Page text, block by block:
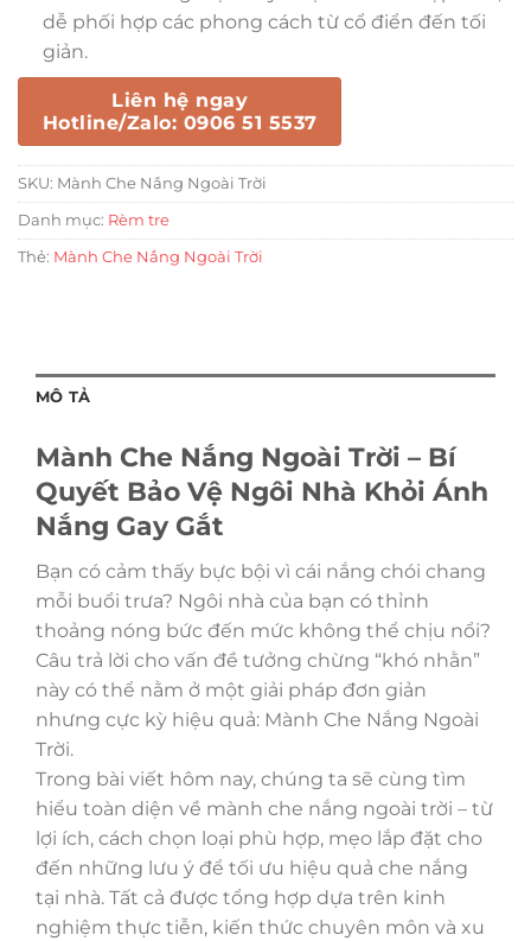
dễ phối hợp các phong cách từ cổ điển đến tối
giản.
Liên hệ ngay
Hotline/Zalo: 0906 51 5537
SKU: Mành Che Nắng Ngoài Trời
Danh mục: Rèm tre
Thẻ: Mành Che Nắng Ngoài Trời
MÔ TẢ
Mành Che Nắng Ngoài Trời – Bí
Quyết Bảo Vệ Ngôi Nhà Khỏi Ánh
Nắng Gay Gắt
Bạn có cảm thấy bực bội vì cái nắng chói chang
mỗi buổi trưa? Ngôi nhà của bạn có thỉnh
thoảng nóng bức đến mức không thể chịu nổi?
Câu trả lời cho vấn đề tưởng chừng “khó nhằn”
này có thể nằm ở một giải pháp đơn giản
nhưng cực kỳ hiệu quả: Mành Che Nắng Ngoài
Trời.
Trong bài viết hôm nay, chúng ta sẽ cùng tìm
hiểu toàn diện về mành che nắng ngoài trời – từ
lợi ích, cách chọn loại phù hợp, mẹo lắp đặt cho
đến những lưu ý để tối ưu hiệu quả che nắng
tại nhà. Tất cả được tổng hợp dựa trên kinh
nghiệm thực tiễn, kiến thức chuyên môn và xu